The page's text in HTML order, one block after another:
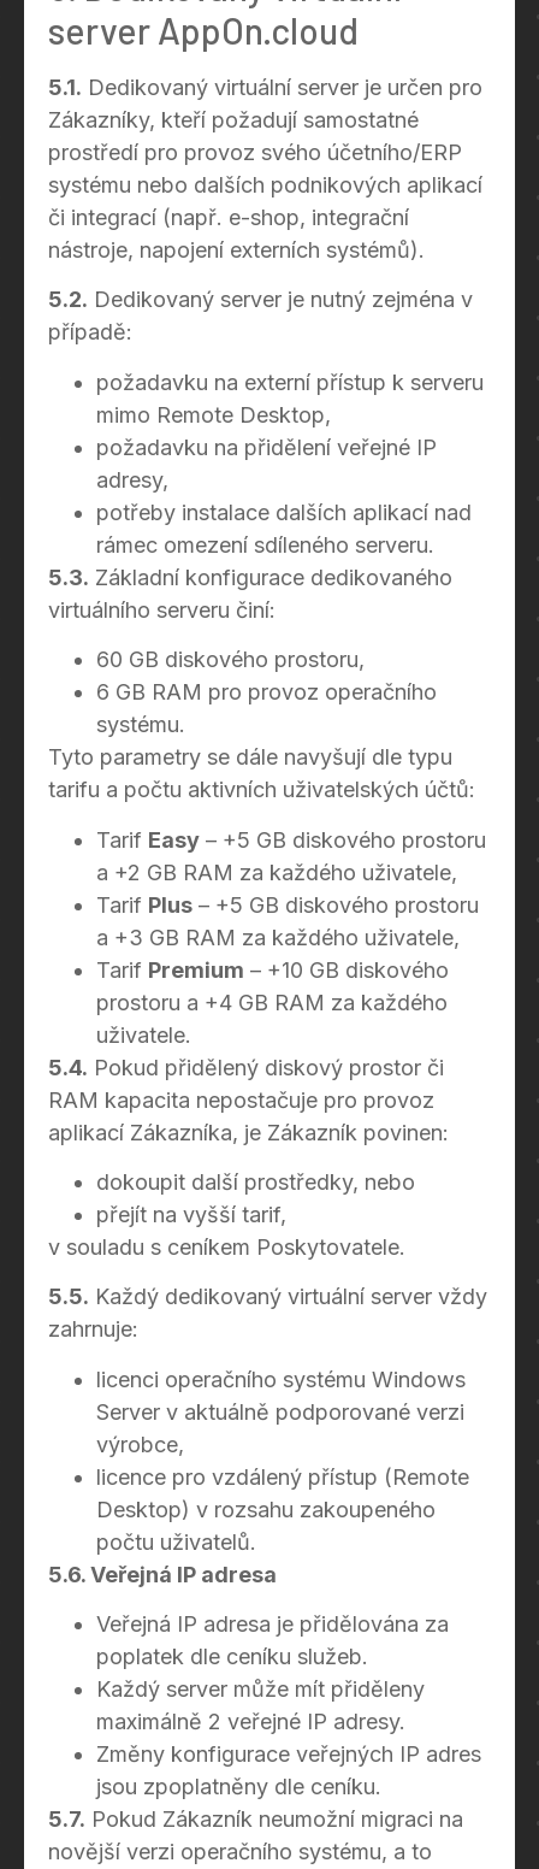
server AppOn.cloud
5.1. Dedikovaný virtuální server je určen pro
Zákazníky, kteří požadují samostatné
prostředí pro provoz svého účetního/ERP
systému nebo dalších podnikových aplikací
či integrací (např. e-shop, integrační
nástroje, napojení externích systémů).
5.2. Dedikovaný server je nutný zejména v
případě:
požadavku na externí přístup k serveru
mimo Remote Desktop,
požadavku na přidělení veřejné IP
adresy,
potřeby instalace dalších aplikací nad
rámec omezení sdíleného serveru.
5.3. Základní konfigurace dedikovaného
virtuálního serveru činí:
60 GB diskového prostoru,
6 GB RAM pro provoz operačního
systému.
Tyto parametry se dále navyšují dle typu
tarifu a počtu aktivních uživatelských účtů:
Tarif Easy – +5 GB diskového prostoru
a +2 GB RAM za každého uživatele,
Tarif Plus – +5 GB diskového prostoru
a +3 GB RAM za každého uživatele,
Tarif Premium – +10 GB diskového
prostoru a +4 GB RAM za každého
uživatele.
5.4. Pokud přidělený diskový prostor či
RAM kapacita nepostačuje pro provoz
aplikací Zákazníka, je Zákazník povinen:
dokoupit další prostředky, nebo
přejít na vyšší tarif,
v souladu s ceníkem Poskytovatele.
5.5. Každý dedikovaný virtuální server vždy
zahrnuje:
licenci operačního systému Windows
Server v aktuálně podporované verzi
výrobce,
licence pro vzdálený přístup (Remote
Desktop) v rozsahu zakoupeného
počtu uživatelů.
5.6. Veřejná IP adresa
Veřejná IP adresa je přidělována za
poplatek dle ceníku služeb.
Každý server může mít přiděleny
maximálně 2 veřejné IP adresy.
Změny konfigurace veřejných IP adres
jsou zpoplatněny dle ceníku.
5.7. Pokud Zákazník neumožní migraci na
novější verzi operačního systému, a to